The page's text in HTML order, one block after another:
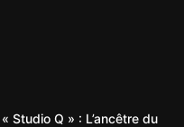
Studio Q » : L’ancêtre du